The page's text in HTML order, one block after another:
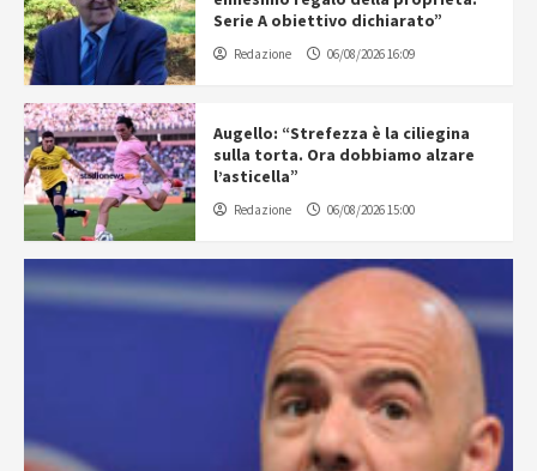
Serie A obiettivo dichiarato”
Redazione 06/08/2026 16:09
Augello: “Strefezza è la ciliegina
sulla torta. Ora dobbiamo alzare
l’asticella”
Redazione 06/08/2026 15:00